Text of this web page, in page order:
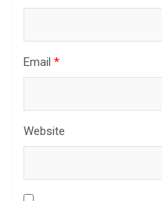
Email *
Website